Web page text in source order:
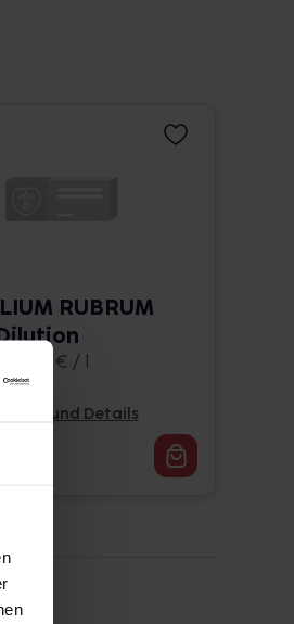
RUBRUM
€ / l
und Details